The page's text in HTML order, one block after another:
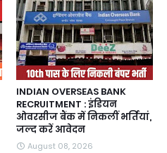
INDIAN OVERSEAS BANK
RECRUITMENT : इंडियन
ओवरसीज बैंक में निकलीं भर्तियां,
जल्द करें आवेदन
August 08, 2026